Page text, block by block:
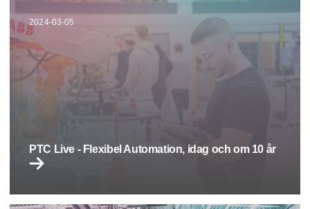
2024-03-05
PTC Live - Flexibel Automation, idag och om 10 år